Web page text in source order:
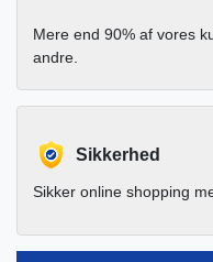
Mere end 90% af vores
andre.
Sikkerhed
Sikker online shopping